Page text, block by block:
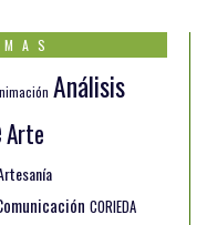
Análisis
Arte
CORIEDA